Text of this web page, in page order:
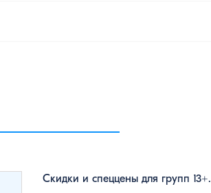
Скидки и спеццены для групп 13+.